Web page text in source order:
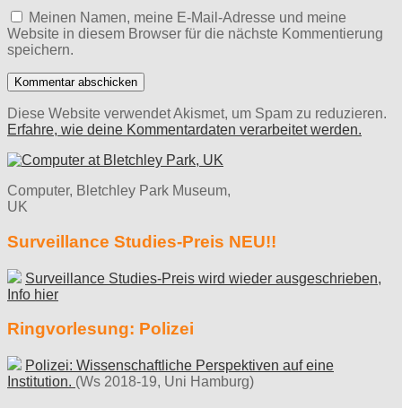
Meinen Namen, meine E-Mail-Adresse und meine
Website in diesem Browser für die nächste Kommentierung
speichern.
Diese Website verwendet Akismet, um Spam zu reduzieren.
Erfahre, wie deine Kommentardaten verarbeitet werden.
Computer, Bletchley Park Museum,
UK
Surveillance Studies-Preis NEU!!
Surveillance Studies-Preis wird wieder ausgeschrieben,
Info hier
Ringvorlesung: Polizei
Polizei: Wissenschaftliche Perspektiven auf eine
Institution. (Ws 2018-19, Uni Hamburg)